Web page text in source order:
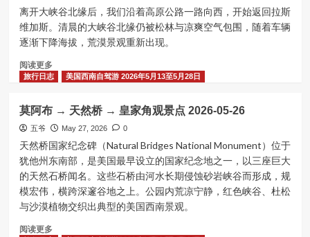
加
斯
飞
返
城
2026-
28
离开大峡谷北缘后，我们沿着高原公路一路向西，开始返回拉斯
维加斯。清晨的大峡谷北缘仍被松林与凉爽空气包围，随着车辆
逐渐下降海拔，荒漠景观重新出现。
阅读更多Read
more
峡
谷
北
缘
→
红
沙
丘
园
旅行日志 美国西南自驾游 2026年5月13至5月28日
莫阿布 → 天然桥 → 皇家角观景点 2026-05-26
五爷 May 27, 2026 0
天然桥国家纪念碑（Natural Bridges National Monument）位于
犹他州东南部，是美国最早设立的国家纪念地之一，以三座巨大
的天然石桥闻名。这些石桥由河水长期侵蚀砂岩峡谷而形成，规
模宏伟，横跨深邃谷地之上。公园内荒凉宁静，红色峡谷、杜松
与沙漠植物交织出典型的美国西南景观。
阅读更多Read